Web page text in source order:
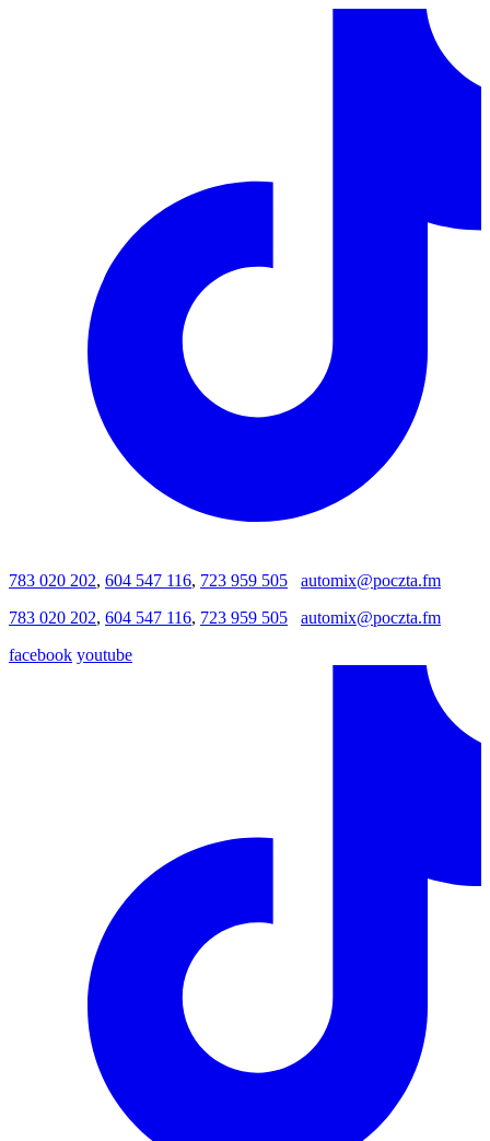
783 020 202, 604 547 116, 723 959 505
automix@poczta.fm
783 020 202, 604 547 116, 723 959 505
automix@poczta.fm
facebook youtube